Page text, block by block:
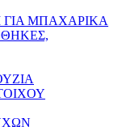
ΓΙΑ ΜΠΑΧΑΡΙΚΑ